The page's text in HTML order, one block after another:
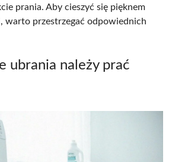
prania. Aby cieszyć się pięknem
warto przestrzegać odpowiednich
ubrania należy prać